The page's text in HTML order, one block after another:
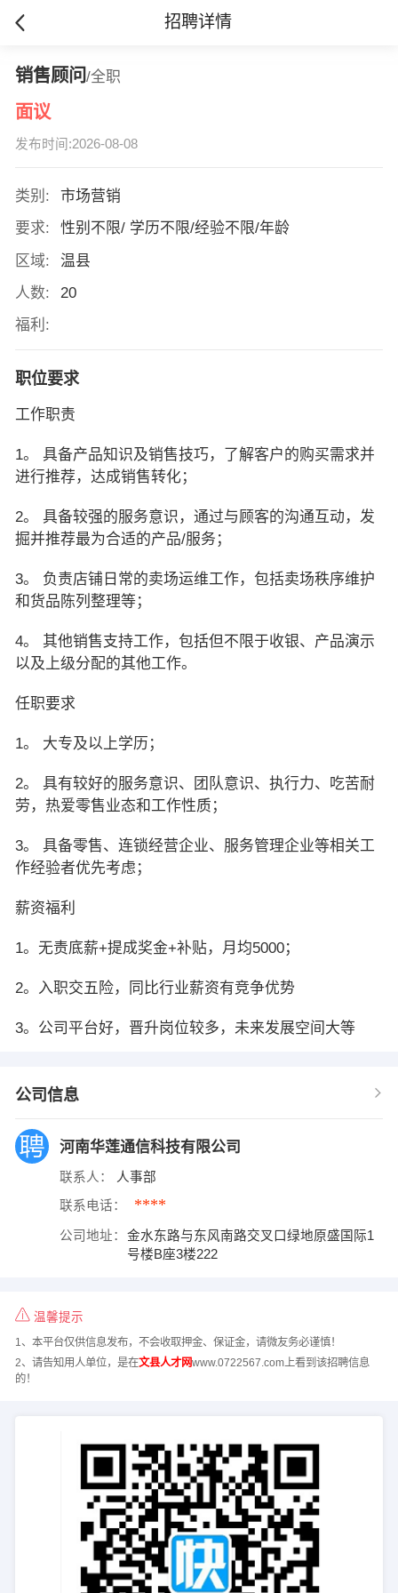
招聘详情
销售顾问/全职
面议
发布时间:2026-08-08
类别:
市场营销
要求:
性别不限/ 学历不限/经验不限/年龄
区域:
温县
人数:
20
福利:
职位要求
工作职责
1。 具备产品知识及销售技巧，了解客户的购买需求并
进行推荐，达成销售转化；
2。 具备较强的服务意识，通过与顾客的沟通互动，发
掘并推荐最为合适的产品/服务；
3。 负责店铺日常的卖场运维工作，包括卖场秩序维护
和货品陈列整理等；
4。 其他销售支持工作，包括但不限于收银、产品演示
以及上级分配的其他工作。
任职要求
1。 大专及以上学历；
2。 具有较好的服务意识、团队意识、执行力、吃苦耐
劳，热爱零售业态和工作性质；
3。 具备零售、连锁经营企业、服务管理企业等相关工
作经验者优先考虑；
薪资福利
1。无责底薪+提成奖金+补贴，月均5000；
2。入职交五险，同比行业薪资有竞争优势
3。公司平台好，晋升岗位较多，未来发展空间大等
公司信息
河南华莲通信科技有限公司
联系人： 人事部
联系电话： ****
公司地址：
金水东路与东风南路交叉口绿地原盛国际1
号楼B座3楼222
温馨提示
1、本平台仅供信息发布，不会收取押金、保证金，请微友务必谨慎！
2、请告知用人单位，是在文县人才网www.0722567.com上看到该招聘信息
的！